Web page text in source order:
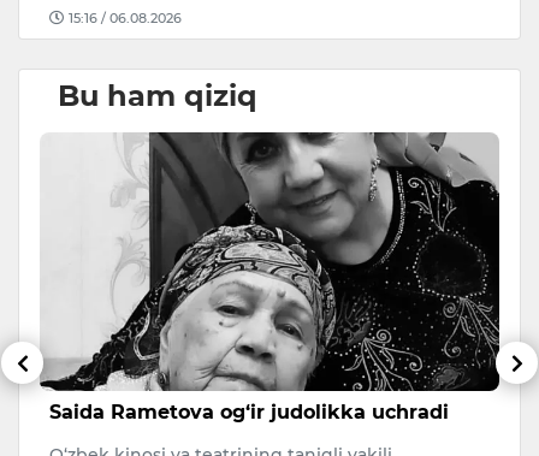
15:16 / 06.08.2026
Bu ham qiziq
Saida Rametova og‘ir judolikka uchradi